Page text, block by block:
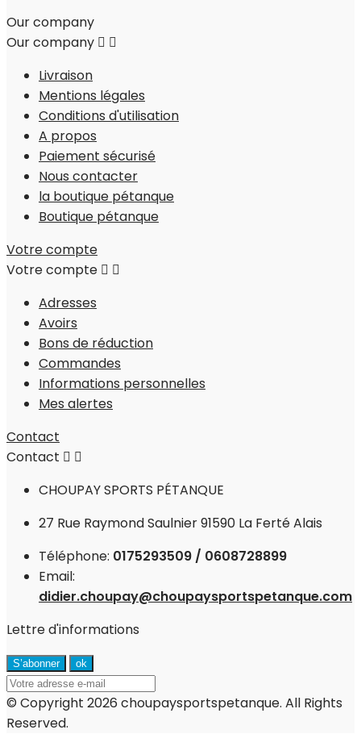
Our company
Our company  
Livraison
Mentions légales
Conditions d'utilisation
A propos
Paiement sécurisé
Nous contacter
la boutique pétanque
Boutique pétanque
Votre compte
Votre compte  
Adresses
Avoirs
Bons de réduction
Commandes
Informations personnelles
Mes alertes
Contact
Contact  
CHOUPAY SPORTS PÉTANQUE
27 Rue Raymond Saulnier 91590 La Ferté Alais
Téléphone: 0175293509 / 0608728899
Email:
didier.choupay@choupaysportspetanque.com
Lettre d'informations
© Copyright 2026 choupaysportspetanque. All Rights
Reserved.